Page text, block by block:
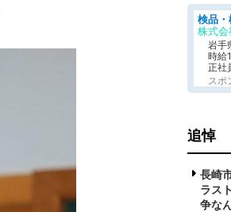
株式会
岩手
時給
正社
スポ
追悼
長崎
ラス
争な